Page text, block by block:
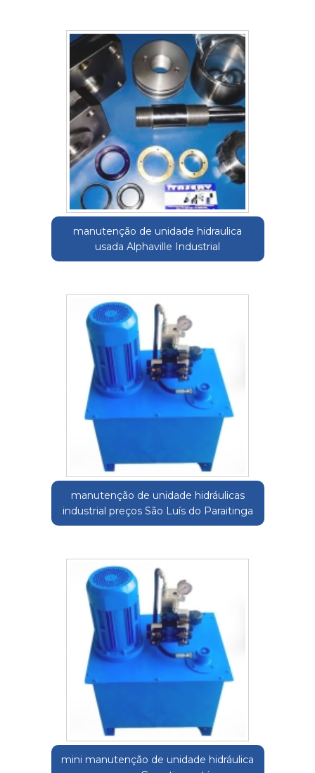
manutenção de unidade hidraulica
usada Alphaville Industrial
manutenção de unidade hidráulicas
industrial preços São Luís do Paraitinga
mini manutenção de unidade hidráulica